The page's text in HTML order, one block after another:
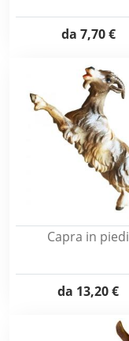
da 7,70 €
Capra in piedi
da 13,20 €